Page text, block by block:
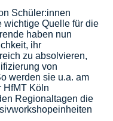
Schüler:innen
wichtige Quelle für die
haben nun
ihr
zu absolvieren,
von
werden sie u.a. am
HfMT Köln
Regionaltagen die